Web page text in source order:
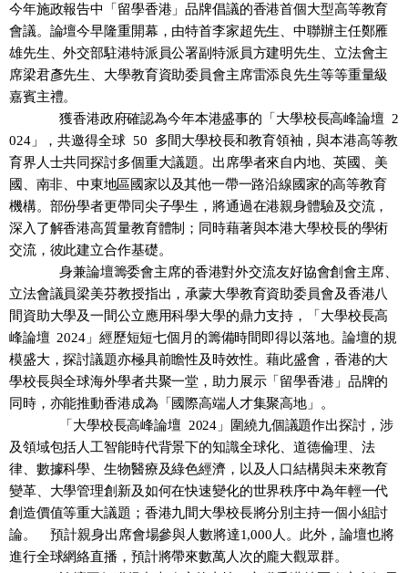
今年施政報告中「留學香港」品牌倡議的香港首個大型高等教育
會議。論壇今早隆重開幕，由特首李家超先生 、中聯辦主任鄭雁
雄先生 、外交部駐港特派員公署副特派員方建明先生、立法會主
席梁君彥先生、大學教育資助委員會主席雷添良先生等等重量級
嘉賓主禮。
獲香港政府確認為今年本港盛事的 「大學校長高峰論壇 2
024」 ，共邀得全球 50 多間大學校長和教育領袖，與本港高等教
育界 人士共同探討多個重大議題。出席學者來自内地、英國、美
國、南非、中東地區國家以及其他一帶一路沿線國家的高等教育
機構。 部份學者更帶同尖子學生，將通過在港親身體驗及交流，
深入 了解香港高質量教育體制；同時藉著與本港大學校長的學術
交流，彼此建立合作基礎。
身兼論壇籌委會主席的香港對外交流友好協會創會主席、
立法會議員梁美芬教授指出，承蒙大學教育資助委員會及香港八
間資助大學及一間公立應用科學大學的鼎力支持，「大學校長高
峰論壇 2024」 經歷短短七個月的籌備時間即得以落地。論壇的規
模盛大，探討議題亦極具前瞻性及時效性。藉此盛會， 香港的大
學校長與全球海外學者共聚一堂，助力展示「留學香港」品牌的
同時， 亦能推動香港成為「國際高端人才集聚高地」。
「大學校長高峰論壇 2024 」 圍繞九個議題作出探討， 涉
及領域包括人工智能時代背景下的知識全球化 、道德倫理
法
律、 數據科學 、生物醫療及綠色經濟， 以及人口結構與未來教育
變革、大學管理創新及如何在快速變化的世界秩序中為年輕一代
創造價值等重大議題；香港九間大學校長將分別主持一個小組討
論。
預計親身出席會場參與人數將達1,000 人。此外，論壇也將
進行全球網絡直播，預計將帶來數萬人次的龐大觀眾群。